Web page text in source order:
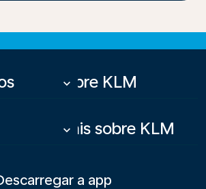
Sobre KLM
keyboard_arrow_down
Mais sobre KLM
keyboard_arrow_down
a app